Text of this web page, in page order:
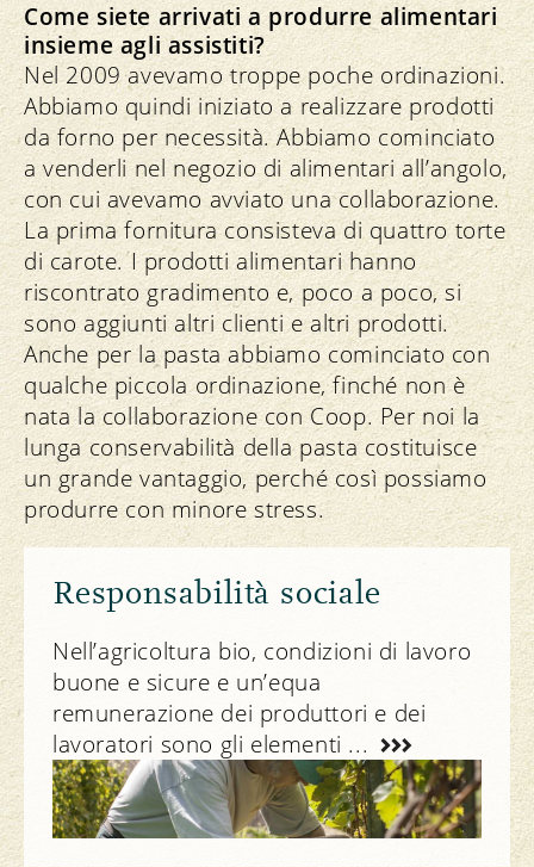
Come siete arrivati a produrre alimentari
insieme agli assistiti?
Nel 2009 avevamo troppe poche ordinazioni.
Abbiamo quindi iniziato a realizzare prodotti
da forno per necessità. Abbiamo cominciato
a venderli nel negozio di alimentari all’angolo,
con cui avevamo avviato una collaborazione.
La prima fornitura consisteva di quattro torte
di carote. I prodotti alimentari hanno
riscontrato gradimento e, poco a poco, si
sono aggiunti altri clienti e altri prodotti.
Anche per la pasta abbiamo cominciato con
qualche piccola ordinazione, finché non è
nata la collaborazione con Coop. Per noi la
lunga conservabilità della pasta costituisce
un grande vantaggio, perché così possiamo
produrre con minore stress.
Responsabilità sociale
Nell’agricoltura bio, condizioni di lavoro
buone e sicure e un’equa
remunerazione dei produttori e dei
lavoratori sono gli elementi ...
Il nostro impegno